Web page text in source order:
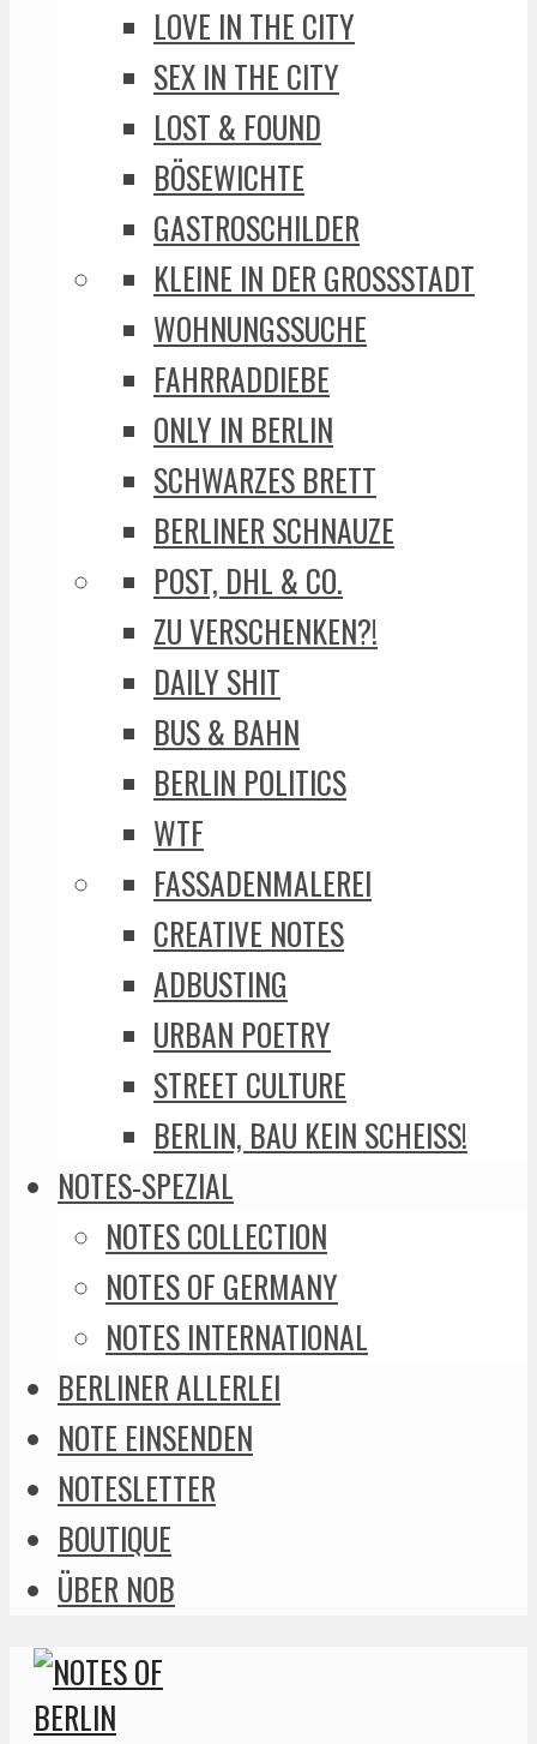
LOVE IN THE CITY
SEX IN THE CITY
LOST & FOUND
BÖSEWICHTE
GASTROSCHILDER
KLEINE IN DER GROSSSTADT
WOHNUNGSSUCHE
FAHRRADDIEBE
ONLY IN BERLIN
SCHWARZES BRETT
BERLINER SCHNAUZE
POST, DHL & CO.
ZU VERSCHENKEN?!
DAILY SHIT
BUS & BAHN
BERLIN POLITICS
WTF
FASSADENMALEREI
CREATIVE NOTES
ADBUSTING
URBAN POETRY
STREET CULTURE
BERLIN, BAU KEIN SCHEISS!
NOTES-SPEZIAL
NOTES COLLECTION
NOTES OF GERMANY
NOTES INTERNATIONAL
BERLINER ALLERLEI
NOTE EINSENDEN
NOTESLETTER
BOUTIQUE
ÜBER NOB